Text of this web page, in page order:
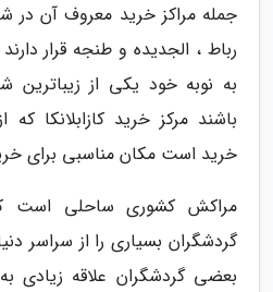
جمله مراکز خرید معروف آن در
رباط ، الجدیده و طنجه قرار
به نوبه خود یکی از
باشند مرکز خرید کازابلانکا
خرید است مکان مناسبی برای
مراکش کشوری ساحلی است
گردشگران بسیاری را از سراسر
بعضی گردشگران علاقه زیادی به